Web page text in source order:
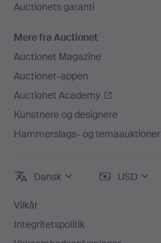
Auctionets garanti
Mere fra Auctionet
Auctionet Magazine
Auctionet-appen
Auctionet Academy
Kunstnere og designere
Hammerslags- og temaauktioner
Dansk USD
Vilkår
Integritetspolitik